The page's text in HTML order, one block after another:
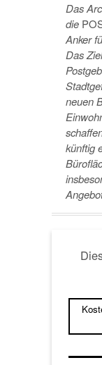
Das
die
Anker
Das
neuen
künftig